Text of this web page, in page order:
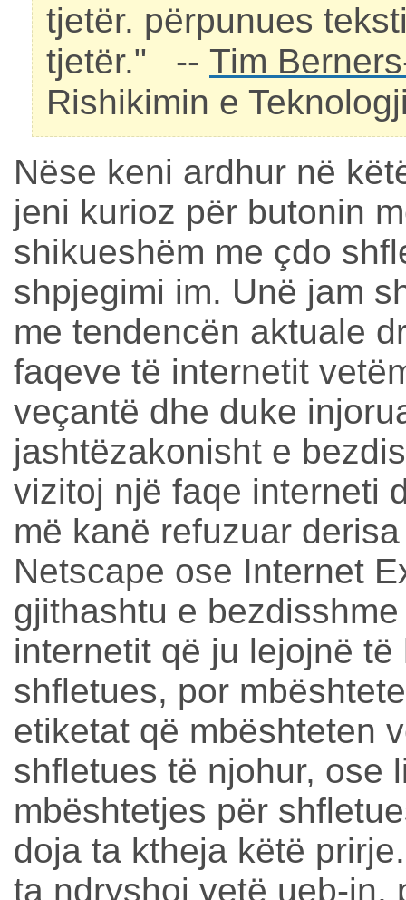
tjetër. përpunues
tjetër."
-- Tim
Rishikimin e
Nëse keni ardhur në
jeni kurioz për butonin
shikueshëm me çdo
shpjegimi im. Unë jam
me tendencën aktuale
faqeve të internetit
veçantë dhe duke
jashtëzakonisht e
vizitoj një faqe interneti
më kanë refuzuar
Netscape ose Internet
gjithashtu e
internetit që ju lejojnë të
shfletues, por
etiketat që mbështeten
shfletues të njohur, ose
mbështetjes për
doja ta ktheja këtë
ta ndryshoj vetë ueb-in,